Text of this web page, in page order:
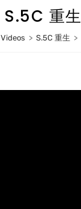
S.5C 重生
Videos > S.5C 重生 >